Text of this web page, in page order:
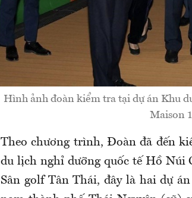
Hình ảnh đoàn kiểm tra tại dự án Khu
Maison
Theo chương trình, Đoàn đã đến
du lịch nghỉ dưỡng quốc tế Hồ Núi
Sân golf Tân Thái, đây là hai dự